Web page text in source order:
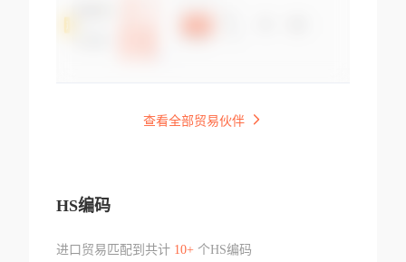
查看全部贸易伙伴
HS编码
进口贸易匹配到共计 10+个HS编码